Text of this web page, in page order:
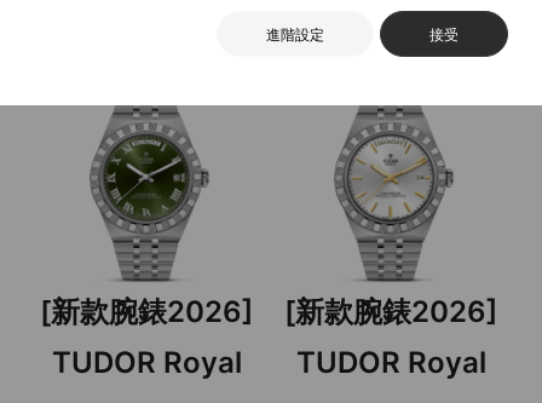
錶面
[新款腕錶2026]
TUDOR Royal
[新款腕錶2026]
TUDOR Royal
進階設定 接受